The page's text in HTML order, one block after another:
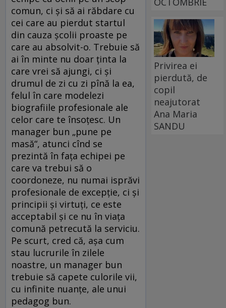
comun, ci și să ai răbdare cu
cei care au pierdut startul
din cauza școlii proaste pe
care au absolvit-o. Trebuie să
ai în minte nu doar ținta la
care vrei să ajungi, ci și
drumul de zi cu zi pînă la ea,
felul în care modelezi
biografiile profesionale ale
celor care te însoțesc. Un
manager bun „pune pe
masă“, atunci cînd se
prezintă în fața echipei pe
care va trebui să o
coordoneze, nu numai isprăvi
profesionale de excepție, ci și
principii și virtuți, ce este
acceptabil și ce nu în viața
comună petrecută la serviciu.
Pe scurt, cred că, așa cum
stau lucrurile în zilele
noastre, un manager bun
trebuie să capete culorile vii,
cu infinite nuanțe, ale unui
pedagog bun.
Privirea ei
pierdută, de
copil
neajutorat
Ana Maria
SANDU